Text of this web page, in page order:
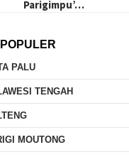
Parigimpu’…
PALU
TENGAH
MOUTONG